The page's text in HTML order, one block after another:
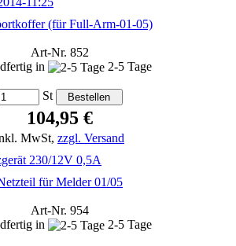
(für Full-Arm-01-05)
Art-Nr. 852
in
2-5 Tage
St
104,95 €
MwSt, zzgl. Versand
für Melder 01/05
Art-Nr. 954
in
2-5 Tage